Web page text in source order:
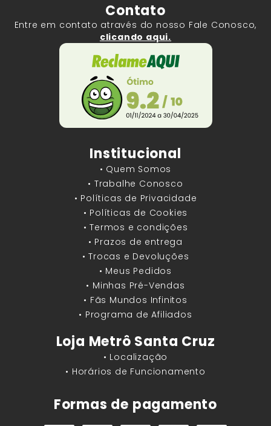
Contato
Entre em contato através do nosso Fale Conosco,
clicando aqui.
Institucional
• Quem Somos
• Trabalhe Conosco
• Políticas de Privacidade
• Políticas de Cookies
• Termos e condições
• Prazos de entrega
• Trocas e Devoluções
• Meus Pedidos
• Minhas Pré-Vendas
• Fãs Mundos Infinitos
• Programa de Afiliados
Loja Metrô Santa Cruz
• Localização
• Horários de Funcionamento
Formas de pagamento